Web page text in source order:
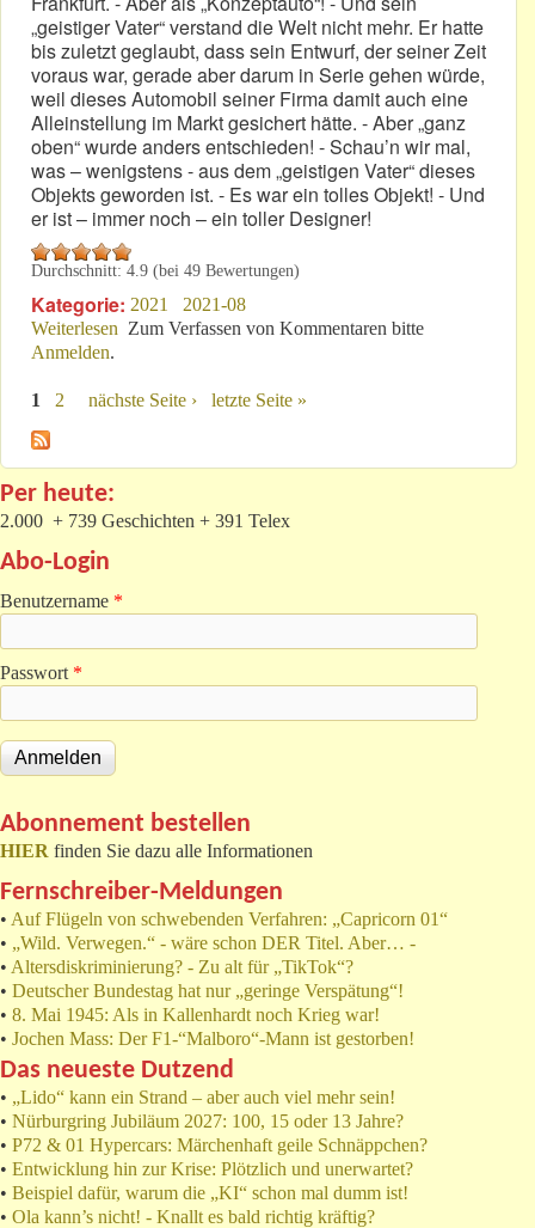
„geistiger Vater“ verstand die Welt nicht mehr. Er hatte
bis zuletzt geglaubt, dass sein Entwurf, der seiner Zeit
voraus war, gerade aber darum in Serie gehen würde,
weil dieses Automobil seiner Firma damit auch eine
Alleinstellung im Markt gesichert hätte. - Aber „ganz
oben“ wurde anders entschieden! - Schau’n wir mal,
was – wenigstens - aus dem „geistigen Vater“ dieses
Objekts geworden ist. - Es war ein tolles Objekt! - Und
er ist – immer noch – ein toller Designer!
Durchschnitt: 4.9 (bei 49 Bewertungen)
Kategorie: 2021
2021-08
Weiterlesen über Fand der Fortschritt in der Vergangenheit statt?
Zum Verfassen von Kommentaren bitte
Anmelden.
Seiten
1 2 nächste Seite › letzte Seite »
Per heute:
2.000 + 739 Geschichten + 391 Telex
Abo-Login
Benutzername *
Passwort *
Abonnement bestellen
HIER finden Sie dazu alle Informationen
Fernschreiber-Meldungen
• Auf Flügeln von schwebenden Verfahren: „Capricorn 01“
• „Wild. Verwegen.“ - wäre schon DER Titel. Aber… -
• Altersdiskriminierung? - Zu alt für „TikTok“?
• Deutscher Bundestag hat nur „geringe Verspätung“!
• 8. Mai 1945: Als in Kallenhardt noch Krieg war!
• Jochen Mass: Der F1-“Malboro“-Mann ist gestorben!
Das neueste Dutzend
• „Lido“ kann ein Strand – aber auch viel mehr sein!
• Nürburgring Jubiläum 2027: 100, 15 oder 13 Jahre?
• P72 & 01 Hypercars: Märchenhaft geile Schnäppchen?
• Entwicklung hin zur Krise: Plötzlich und unerwartet?
• Beispiel dafür, warum die „KI“ schon mal dumm ist!
• Ola kann’s nicht! - Knallt es bald richtig kräftig?